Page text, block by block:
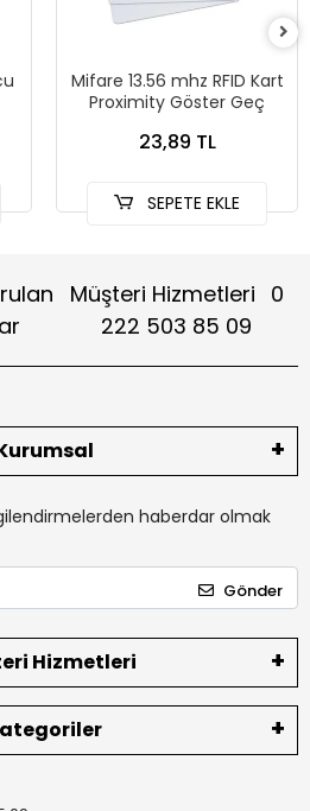
Mifare 13.56 mhz RFID Kart
Proximity Göster Geç
23,89 TL
SEPETE EKLE
Müşteri Hizmetleri 0
222 503 85 09
haberdar olmak
Gönder
Hizmetleri